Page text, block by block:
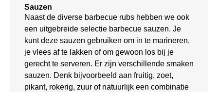
Sauzen
Naast de diverse barbecue rubs hebben we ook
een uitgebreide selectie barbecue sauzen. Je
kunt deze sauzen gebruiken om in te marineren,
je vlees af te lakken of om gewoon los bij je
gerecht te serveren. Er zijn verschillende smaken
sauzen. Denk bijvoorbeeld aan fruitig, zoet,
pikant, rokerig, zuur of natuurlijk een combinatie